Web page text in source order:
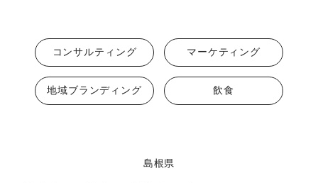
コンサルティング マーケティング
地域ブランディング 飲食
島根県